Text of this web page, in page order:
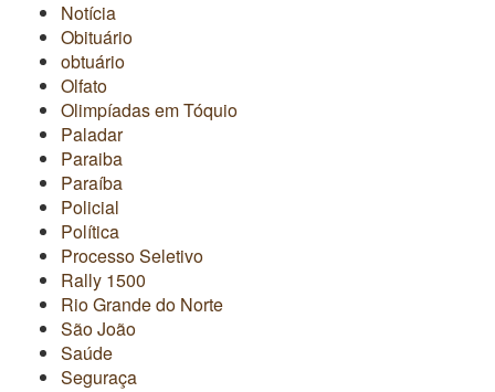
Notícia
Obituário
obtuário
Olfato
Olimpíadas em Tóquio
Paladar
Paraiba
Paraíba
Policial
Política
Processo Seletivo
Rally 1500
Rio Grande do Norte
São João
Saúde
Seguraça